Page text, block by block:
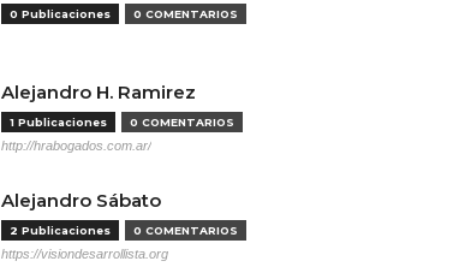
0 Publicaciones 0 COMENTARIOS
Alejandro H. Ramirez
1 Publicaciones 0 COMENTARIOS
http://hrabogados.com.ar/
Alejandro Sábato
2 Publicaciones 0 COMENTARIOS
https://visiondesarrollista.org